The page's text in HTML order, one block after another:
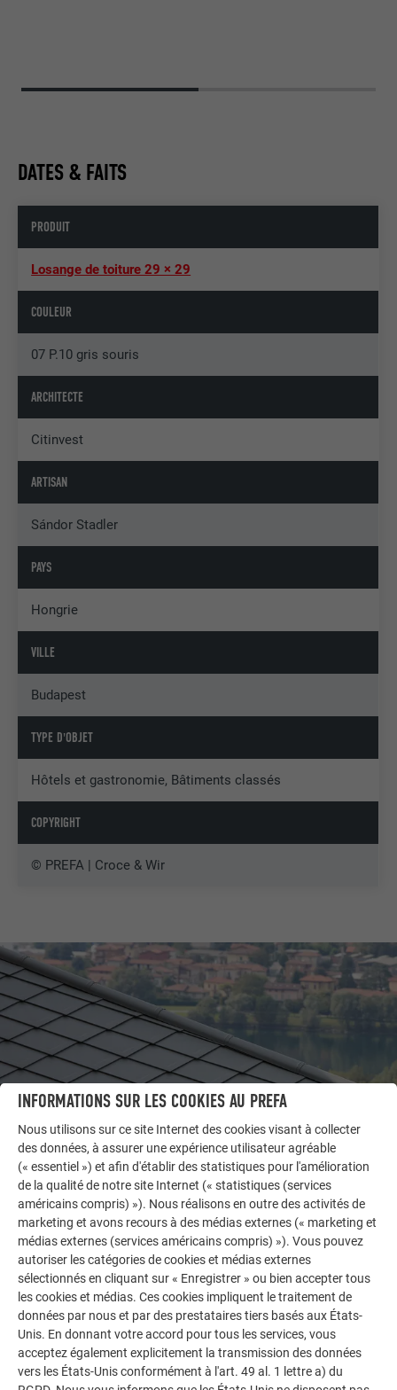
DATES & FAITS
PRODUIT
Losange de toiture 29 × 29
COULEUR
07 P.10 gris souris
ARCHITECTE
Citinvest
ARTISAN
Sándor Stadler
PAYS
Hongrie
VILLE
Budapest
TYPE D'OBJET
Hôtels et gastronomie, Bâtiments classés
COPYRIGHT
© PREFA | Croce & Wir
LAISSEZ-VOUS INSPIRER
AUTRES BÂTIMENTS
La galerie de références PREFA démontre la
polyvalence de l’aluminium. Découvrez d’autres projets
impressionnants avec les solutions en aluminium
durables de PREFA pour toitures, systèmes solaires et
façades.
VOIR DAVANTAGE DE RÉFÉRENCES
INFORMATIONS SUR LES COOKIES AU PREFA
Nous utilisons sur ce site Internet des cookies visant à collecter
des données, à assurer une expérience utilisateur agréable
(« essentiel ») et afin d'établir des statistiques pour l'amélioration
de la qualité de notre site Internet (« statistiques (services
américains compris) »). Nous réalisons en outre des activités de
marketing et avons recours à des médias externes (« marketing et
médias externes (services américains compris) »). Vous pouvez
autoriser les catégories de cookies et médias externes
sélectionnés en cliquant sur « Enregistrer » ou bien accepter tous
les cookies et médias. Ces cookies impliquent le traitement de
données par nous et par des prestataires tiers basés aux États-
Unis. En donnant votre accord pour tous les services, vous
acceptez également explicitement la transmission des données
vers les États-Unis conformément à l'art. 49 al. 1 lettre a) du